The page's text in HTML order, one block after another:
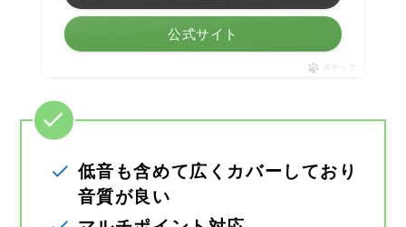
公式サイト
ポチップ
低音も含めて広くカバーしており
音質が良い